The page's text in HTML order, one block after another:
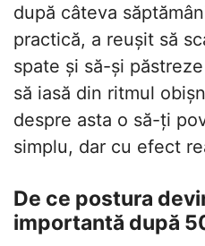
după câteva
practică, a reușit să
spate și să-și
să iasă din ritmul
despre asta o să-ți
simplu, dar cu efect
De ce postura
importantă după